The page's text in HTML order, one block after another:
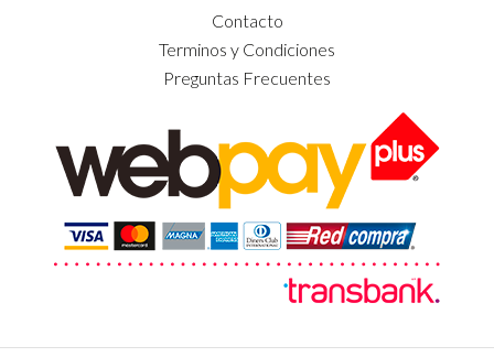
Contacto
Terminos y Condiciones
Preguntas Frecuentes